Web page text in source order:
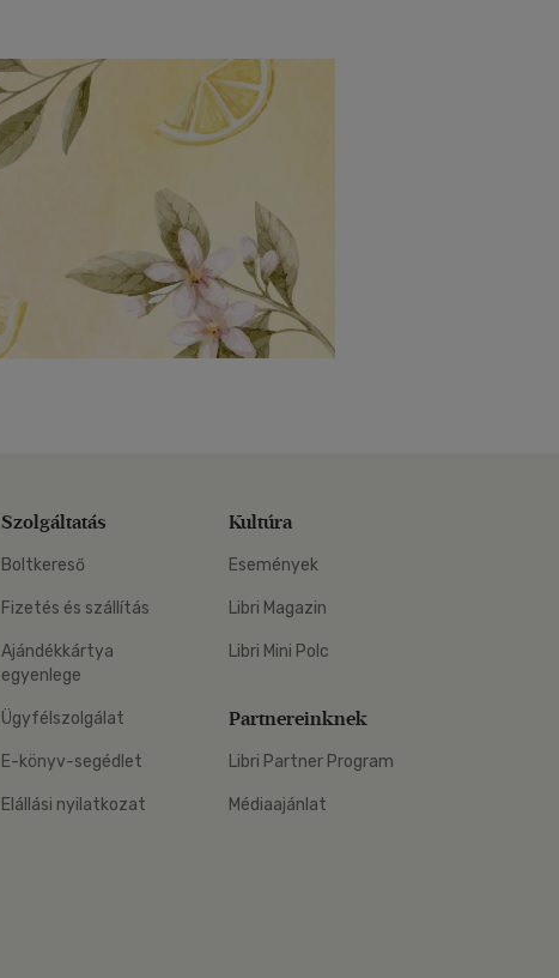
Szolgáltatás
Boltkereső
Fizetés és szállítás
Ajándékkártya
egyenlege
Ügyfélszolgálat
E-könyv-segédlet
Elállási nyilatkozat
Kultúra
Események
Libri Magazin
Libri Mini Polc
Partnereinknek
Libri Partner Program
Médiaajánlat